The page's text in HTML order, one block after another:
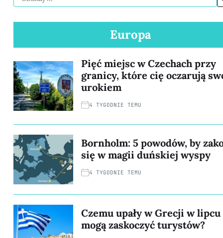
Europa
Pięć miejsc w Czechach przy
granicy, które cię oczarują
urokiem
4 TYGODNIE TEMU
Bornholm: 5 powodów, by
się w magii duńskiej wyspy
4 TYGODNIE TEMU
Czemu upały w Grecji w lipcu
mogą zaskoczyć turystów?